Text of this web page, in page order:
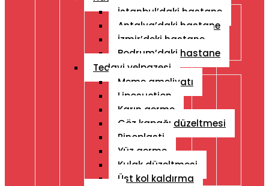
İstanbul’daki hastane
Antalya’daki hastane
İzmir’deki hastane
Bodrum’daki hastane
Tedavi yelpazesi
Meme ameliyatı
Liposuction
Karın germe
Göz kapağı düzeltmesi
Rinoplasti
Yüz germe
Kulak düzeltmesi
Üst kol kaldırma